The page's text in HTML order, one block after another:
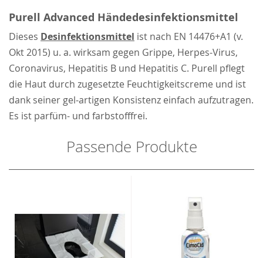
Purell Advanced Händedesinfektionsmittel
Dieses Desinfektionsmittel ist nach EN 14476+A1 (v.
Okt 2015) u. a. wirksam gegen Grippe, Herpes-Virus,
Coronavirus, Hepatitis B und Hepatitis C. Purell pflegt
die Haut durch zugesetzte Feuchtigkeitscreme und ist
dank seiner gel-artigen Konsistenz einfach aufzutragen.
Es ist parfüm- und farbstofffrei.
Passende Produkte